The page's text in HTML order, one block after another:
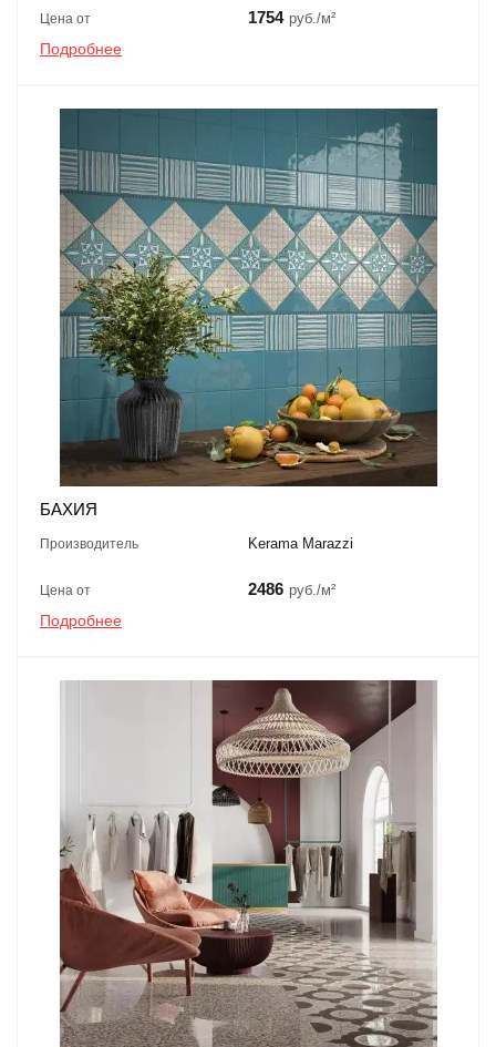
Цена от 1754 руб./м²
Подробнее
БАХИЯ
Производитель Kerama Marazzi
Цена от 2486 руб./м²
Подробнее